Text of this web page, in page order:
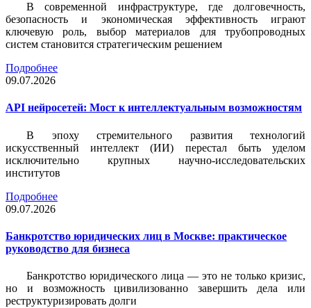
В современной инфраструктуре, где долговечность,
безопасность и экономическая эффективность играют
ключевую роль, выбор материалов для трубопроводных
систем становится стратегическим решением
Подробнее
09.07.2026
API нейросетей: Мост к интеллектуальным возможностям
В эпоху стремительного развития технологий
искусственный интеллект (ИИ) перестал быть уделом
исключительно крупных научно-исследовательских
институтов
Подробнее
09.07.2026
Банкротство юридических лиц в Москве: практическое
руководство для бизнеса
Банкротство юридического лица — это не только кризис,
но и возможность цивилизованно завершить дела или
реструктуризировать долги